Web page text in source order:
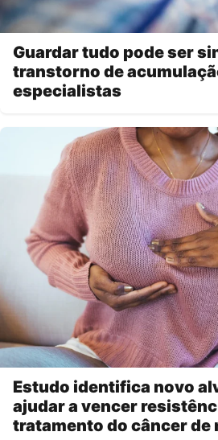
Guardar tudo pode ser
transtorno de
especialistas
Estudo identifica novo
ajudar a vencer
tratamento do câncer de